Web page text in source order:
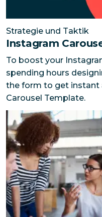
Strategie und Taktik
Instagram
To boost your
spending hours
the form to get instant
Carousel Template.
Wie Sie Social Media-